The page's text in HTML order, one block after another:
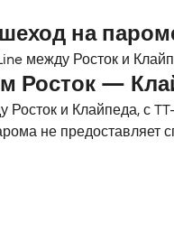
на
между Росток и
Росток —
и Клайпеда, с
не предоставляет